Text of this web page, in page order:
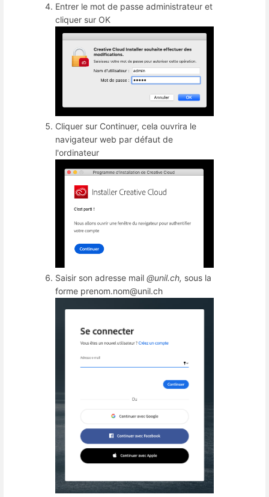
Entrer le mot de passe administrateur et
cliquer sur OK
Cliquer sur Continuer, cela ouvrira le
navigateur web par défaut de
l'ordinateur
Saisir son adresse mail@unil.ch, sous la
forme prenom.nom@unil.ch